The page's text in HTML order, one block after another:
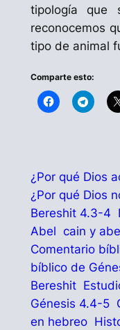
tipología que
reconocemos
tipo de animal
Comparte esto:
¿Por qué Dios
¿Por qué Dios
Bereshit 4.3-4
Abel cain y
Comentario
bíblico de
Bereshit
Génesis 4.4-5
en hebreo